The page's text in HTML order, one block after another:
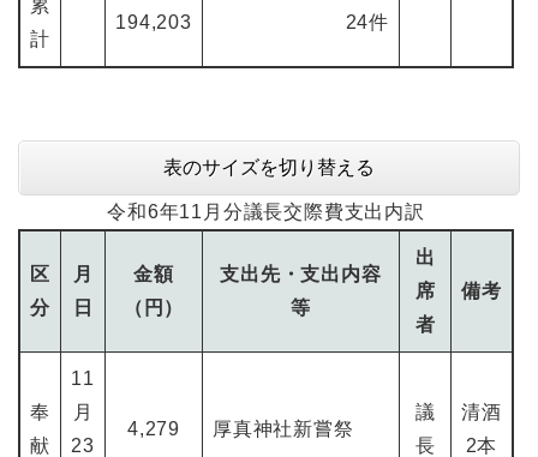
累
計
194,203 24件
表のサイズを切り替える
令和6年11月分議長交際費支出内訳
区
分
月
日
金額
（円）
支出先・支出内容
等
出
席
者
備考
奉
献
11
月
23
4,279 厚真神社新嘗祭
議
長
清酒
2本